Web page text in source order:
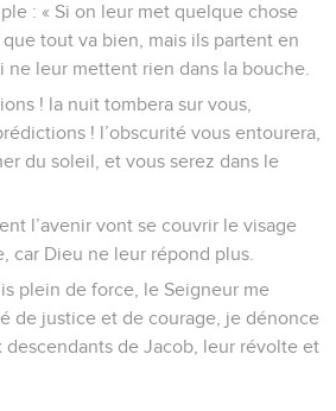
: « Si on leur met quelque chose
tout va bien, mais ils partent en
ne leur mettent rien dans la bouche.
! la nuit tombera sur vous,
! l’obscurité vous entourera,
du soleil, et vous serez dans le
l’avenir vont se couvrir le visage
car Dieu ne leur répond plus.
plein de force, le Seigneur me
de justice et de courage, je dénonce
descendants de Jacob, leur révolte et